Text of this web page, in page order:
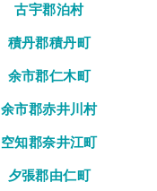
古宇郡泊村
積丹郡積丹町
余市郡仁木町
余市郡赤井川村
空知郡奈井江町
夕張郡由仁町